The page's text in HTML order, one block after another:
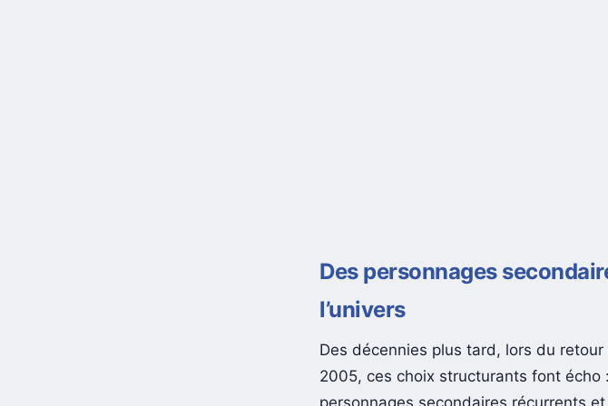
Des personnages
l’univers
Des décennies plus tard, lors du
2005, ces choix structurants font écho
personnages secondaires récurrents